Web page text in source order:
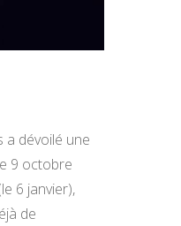
a dévoilé une
9 octobre
6 janvier),
de